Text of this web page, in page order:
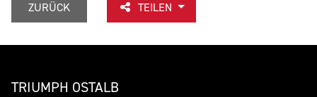
ZURÜCK TEILEN
TRIUMPH OSTALB